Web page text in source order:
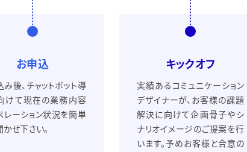
お申込
み後、チャットボット導
けて現在の業務内容
レーション状況を簡単
かせ下さい。
キックオフ
実績あるコミュニケーション
デザイナーが、お客様の課題
解決に向けて企画骨子やシ
ナリオイメージのご提案を行
います。予めお客様と合意の
eBook